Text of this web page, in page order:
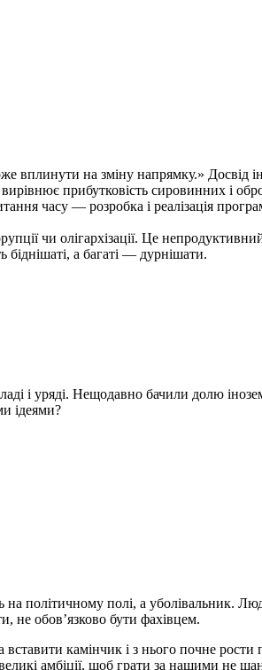
вплинути на зміну напрямку.»
прибутковість сировинних і
часу — розробка і реалізація
чи олігархізації. Це
біднішаті, а багаті — дурнішати.
і уряді. Нещодавно бачили долю
ідеями?
політичному полі, а уболівальник.
не обов’язково бути фахівцем.
камінчик і з нього почне рости
амбіції, щоб грати за нашими не